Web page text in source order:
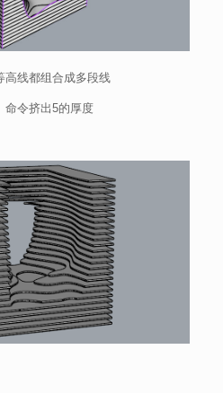
高线都组合成多段线
命令挤出5的厚度